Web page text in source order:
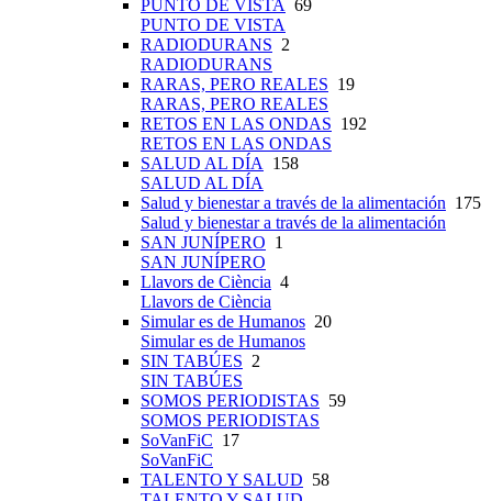
PUNTO DE VISTA 69
PUNTO DE VISTA
RADIODURANS 2
RADIODURANS
RARAS, PERO REALES 19
RARAS, PERO REALES
RETOS EN LAS ONDAS 192
RETOS EN LAS ONDAS
SALUD AL DÍA 158
SALUD AL DÍA
Salud y bienestar a través de la alimentación 175
Salud y bienestar a través de la alimentación
SAN JUNÍPERO 1
SAN JUNÍPERO
Llavors de Ciència 4
Llavors de Ciència
Simular es de Humanos 20
Simular es de Humanos
SIN TABÚES 2
SIN TABÚES
SOMOS PERIODISTAS 59
SOMOS PERIODISTAS
SoVanFiC 17
SoVanFiC
TALENTO Y SALUD 58